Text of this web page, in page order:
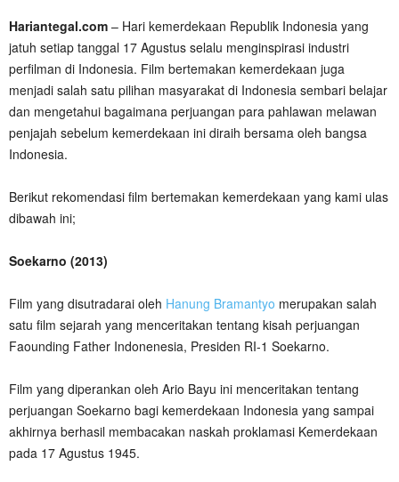
Hariantegal.com – Hari kemerdekaan Republik Indonesia yang
jatuh setiap tanggal 17 Agustus selalu menginspirasi industri
perfilman di Indonesia. Film bertemakan kemerdekaan juga
menjadi salah satu pilihan masyarakat di Indonesia sembari belajar
dan mengetahui bagaimana perjuangan para pahlawan melawan
penjajah sebelum kemerdekaan ini diraih bersama oleh bangsa
Indonesia.
Berikut rekomendasi film bertemakan kemerdekaan yang kami ulas
dibawah ini;
Soekarno (2013)
Film yang disutradarai oleh Hanung Bramantyo merupakan salah
satu film sejarah yang menceritakan tentang kisah perjuangan
Faounding Father Indonenesia, Presiden RI-1 Soekarno.
Film yang diperankan oleh Ario Bayu ini menceritakan tentang
perjuangan Soekarno bagi kemerdekaan Indonesia yang sampai
akhirnya berhasil membacakan naskah proklamasi Kemerdekaan
pada 17 Agustus 1945.